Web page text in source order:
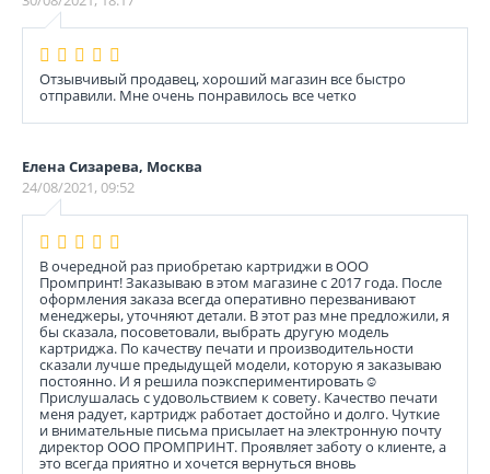
Отзывчивый продавец, хороший магазин все быстро
отправили. Мне очень понравилось все четко
Елена Сизарева, Москва
24/08/2021, 09:52
В очередной раз приобретаю картриджи в ООО
Промпринт! Заказываю в этом магазине с 2017 года. После
оформления заказа всегда оперативно перезванивают
менеджеры, уточняют детали. В этот раз мне предложили, я
бы сказала, посоветовали, выбрать другую модель
картриджа. По качеству печати и производительности
сказали лучше предыдущей модели, которую я заказываю
постоянно. И я решила поэкспериментировать☺️
Прислушалась с удовольствием к совету. Качество печати
меня радует, картридж работает достойно и долго. Чуткие
и внимательные письма присылает на электронную почту
директор ООО ПРОМПРИНТ. Проявляет заботу о клиенте, а
это всегда приятно и хочется вернуться вновь